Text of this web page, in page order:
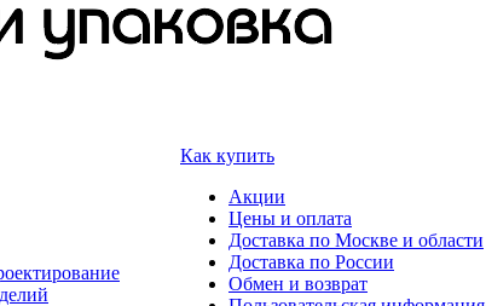
Как купить
Акции
Цены и оплата
Доставка по Москве и области
Доставка по России
Обмен и возврат